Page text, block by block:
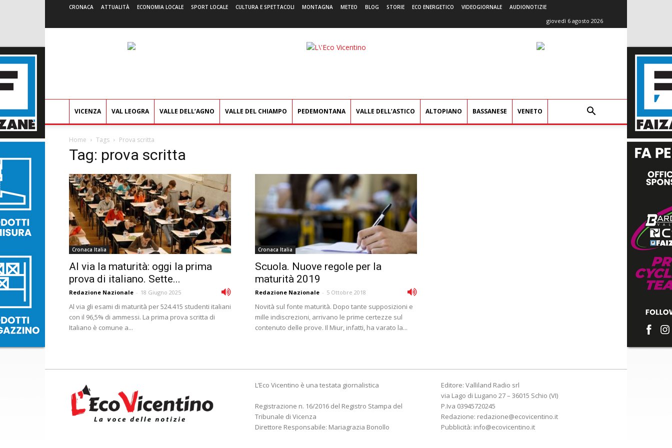
CRONACA ATTUALITÀ ECONOMIA LOCALE SPORT LOCALE CULTURA E SPETTACOLI MONTAGNA METEO BLOG STORIE ECO ENERGETICO VIDEOGIORNALE AUDIONOTIZIE
giovedì 6 agosto 2026
L'Eco
VICENZA VAL LEOGRA VALLE DELL’AGNO VALLE DEL CHIAMPO PEDEMONTANA VALLE DELL’ASTICO ALTOPIANO BASSANESE VENETO
Home Tags Prova scritta
Tag: prova scritta
Cronaca Italia
Al via la maturità: oggi la prima
prova di italiano. Sette...
Redazione Nazionale - 18 Giugno 2025
Al via gli esami di maturità per 524.415 studenti italiani
con il 96,5% di ammessi. La prima prova scritta di
Italiano è comune a...
Cronaca Italia
Scuola. Nuove regole per la
maturità 2019
Redazione Nazionale - 5 Ottobre 2018
Novità sul fonte maturità. Dopo tante supposizioni e
mille indiscrezioni, arrivano le prime certezze sul
contenuto delle prove. Il Miur, infatti, ha varato la...
L’Eco Vicentino è una testata giornalistica
Registrazione n. 16/2016 del Registro Stampa del
Tribunale di Vicenza
Direttore Responsabile: Mariagrazia Bonollo
Editore: Valliland Radio srl
via Lago di Lugano 27 – 36015 Schio (VI)
P.Iva 03945720245
Redazione: redazione@ecovicentino.it
Pubblicità: info@ecovicentino.it